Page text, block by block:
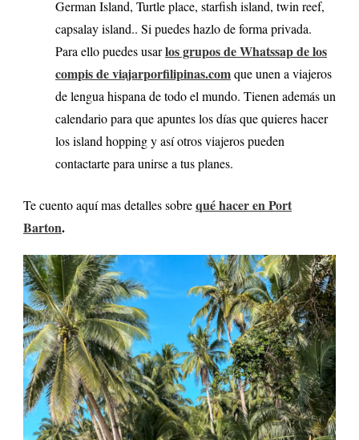
German Island, Turtle place, starfish island, twin reef,
capsalay island.. Si puedes hazlo de forma privada.
Para ello puedes usarlos grupos de Whatssap de los
compis de viajarporfilipinas.comque unen a viajeros
de lengua hispana de todo el mundo. Tienen además un
calendario para que apuntes los días que quieres hacer
los island hopping y así otros viajeros pueden
contactarte para unirse a tus planes.
Te cuento aquí mas detalles sobrequé hacer en Port
Barton.